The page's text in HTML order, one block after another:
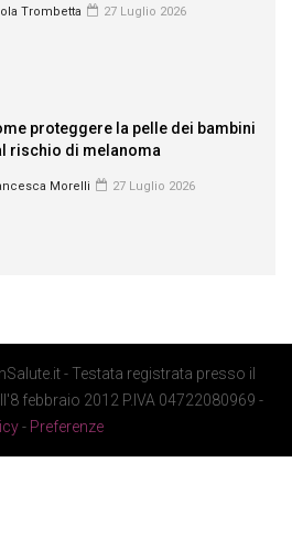
Trombetta 27 Luglio 2026
proteggere la pelle dei bambini
rischio di melanoma
Morelli 27 Luglio 2026
- Testata registrata presso il
febbraio 2012 P.IVA 04722080969 -
- Preferenze